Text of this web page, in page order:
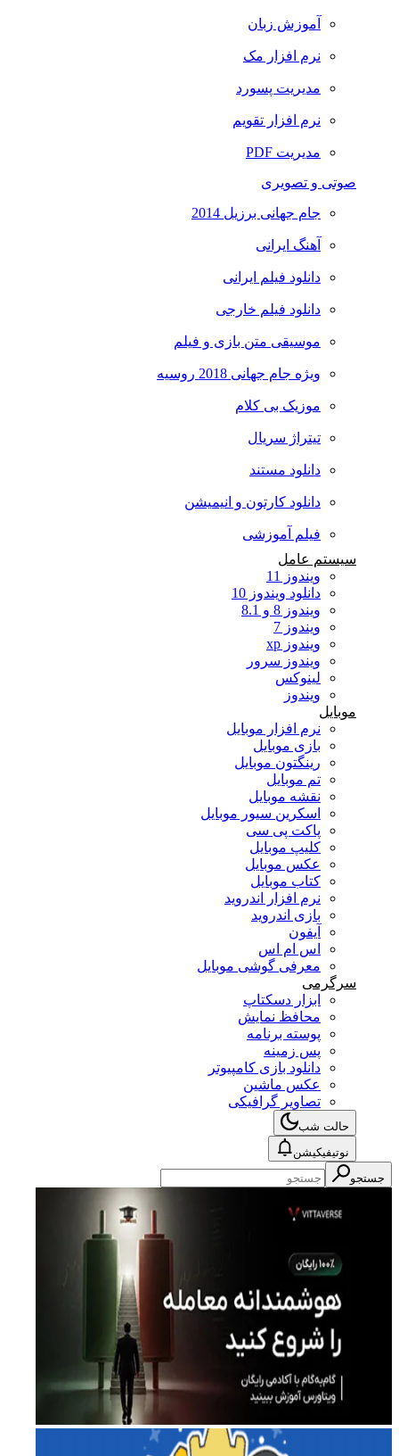
آموزش زبان
نرم افزار مک
مدیریت پسورد
نرم افزار تقویم
مدیریت PDF
صوتی و تصویری
جام جهانی برزیل 2014
آهنگ ایرانی
دانلود فیلم ایرانی
دانلود فیلم خارجی
موسیقی متن بازی و فیلم
ویژه جام جهانی 2018 روسیه
موزیک بی کلام
تیتراژ سریال
دانلود مستند
دانلود کارتون و انیمیشن
فیلم آموزشی
سیستم عامل
ویندوز 11
دانلود ویندوز 10
ویندوز 8 و 8.1
ویندوز 7
ویندوز xp
ویندوز سرور
لینوکس
ویندوز
موبایل
نرم افزار موبایل
بازی موبایل
رینگتون موبایل
تم موبایل
نقشه موبایل
اسکرین سیور موبایل
پاکت پی سی
کلیپ موبایل
عکس موبایل
کتاب موبایل
نرم افزار اندروید
بازی اندروید
آیفون
اس ام اس
معرفی گوشی موبایل
سرگرمی
ابزار دسکتاپ
محافظ نمایش
پوسته برنامه
پس زمینه
دانلود بازی کامپیوتر
عکس ماشین
تصاویر گرافیکی
حالت شب
نوتیفیکیشن
جستجو